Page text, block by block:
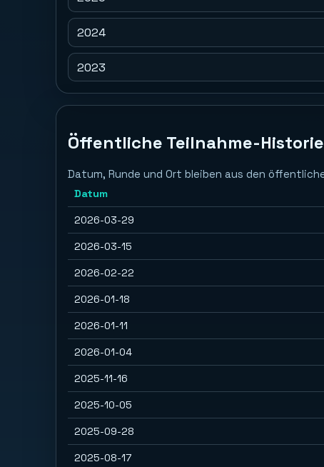
2024
2023
Öffentliche Teilnahme-Historie
Datum, Runde und Ort bleiben aus den
Datum
2026-03-29
2026-03-15
2026-02-22
2026-01-18
2026-01-11
2026-01-04
2025-11-16
2025-10-05
2025-09-28
2025-08-17